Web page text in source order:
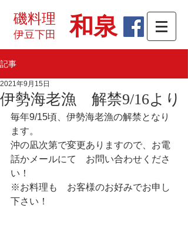
磯料理
伊豆下田 和泉
記事
伊勢海老漁 解禁9/16より
2021年9月15日
毎年9/15頃、伊勢海老漁の解禁となり
ます。
沖の凪次第で変更ありますので、お電
話かメールにて　お問い合わせくださ
い！
※お料理も　お客様のお好みでお申し
下さい！